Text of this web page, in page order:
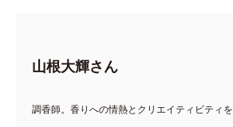
山根大輝さん
調香師。香りへの情熱とクリエイティビティを